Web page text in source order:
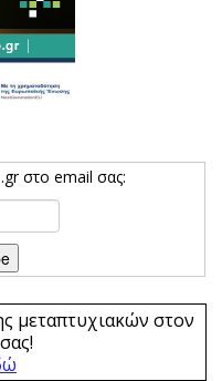
στο email σας:
μεταπτυχιακών στον